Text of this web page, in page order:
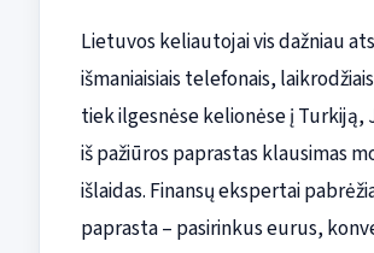
Lietuvos keliautojai vis dažniau
išmaniaisiais telefonais,
tiek ilgesnėse kelionėse į Turkiją,
iš pažiūros paprastas klausimas
išlaidas. Finansų ekspertai
paprasta – pasirinkus eurus,